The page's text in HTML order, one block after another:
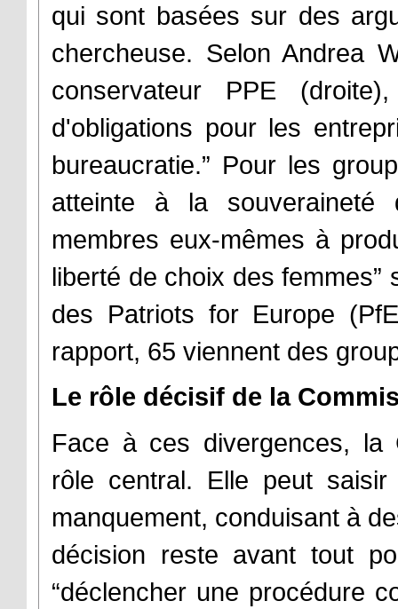
qui sont basées sur des
chercheuse. Selon Andrea
conservateur PPE
d'obligations pour les
bureaucratie.” Pour les
atteinte à la
membres eux-mêmes à
liberté de choix des femmes”
des Patriots for Europe
rapport, 65 viennent des
Le rôle décisif de la
Face à ces divergences, la
rôle central. Elle peut
manquement, conduisant à
décision reste avant tout
“déclencher une procédure